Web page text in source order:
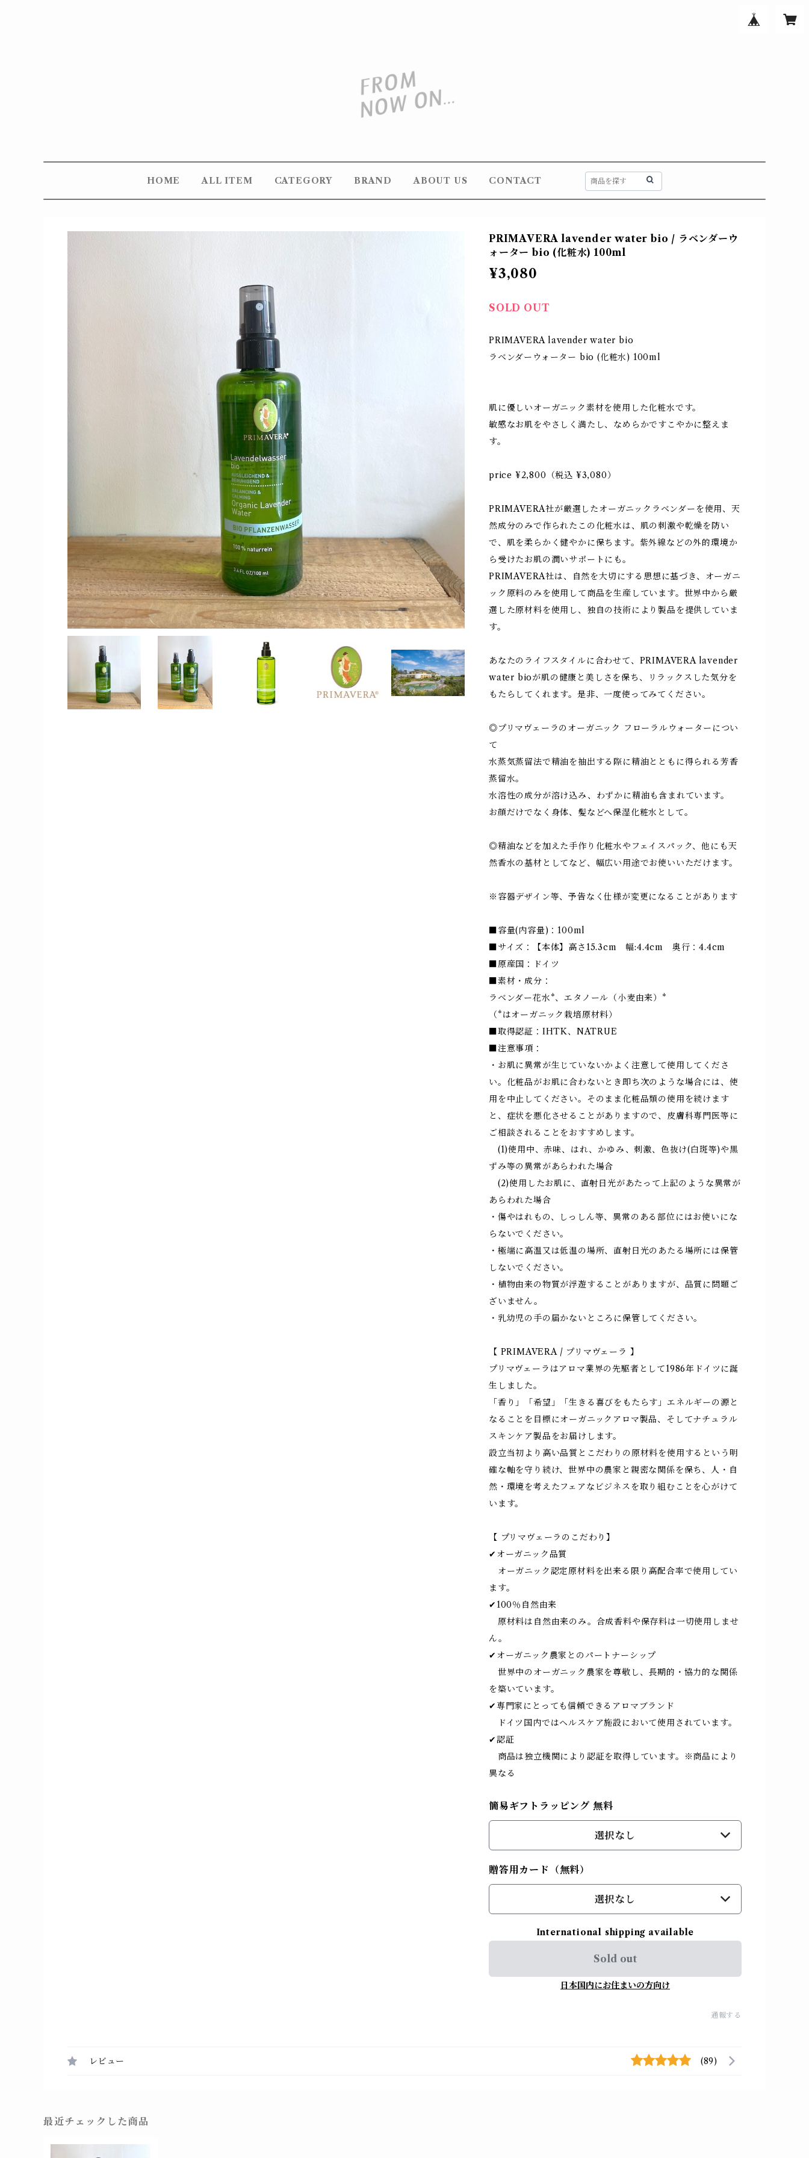
HOME ALL ITEM CATEGORY BRAND ABOUT US CONTACT
PRIMAVERA lavender water bio / ラベンダーウ
ォーター bio (化粧水) 100ml
¥3,080
SOLD OUT
PRIMAVERA lavender water bio
ラベンダーウォーター bio (化粧水) 100ml
肌に優しいオーガニック素材を使用した化粧水です。
敏感なお肌をやさしく満たし、なめらかですこやかに整えま
す。
price ¥2,800（税込 ¥3,080）
PRIMAVERA社が厳選したオーガニックラベンダーを使用、天
然成分のみで作られたこの化粧水は、肌の刺激や乾燥を防い
で、肌を柔らかく健やかに保ちます。紫外線などの外的環境か
ら受けたお肌の潤いサポートにも。
PRIMAVERA社は、自然を大切にする思想に基づき、オーガニ
ック原料のみを使用して商品を生産しています。世界中から厳
選した原材料を使用し、独自の技術により製品を提供していま
す。
あなたのライフスタイルに合わせて、PRIMAVERA lavender
water bioが肌の健康と美しさを保ち、リラックスした気分を
もたらしてくれます。是非、一度使ってみてください。
◎プリマヴェーラのオーガニック フローラルウォーターについ
て
水蒸気蒸留法で精油を抽出する際に精油とともに得られる芳香
蒸留水。
水溶性の成分が溶け込み、わずかに精油も含まれています。
お顔だけでなく身体、髪などへ保湿化粧水として。
◎精油などを加えた手作り化粧水やフェイスパック、他にも天
然香水の基材としてなど、幅広い用途でお使いいただけます。
※容器デザイン等、予告なく仕様が変更になることがあります
■容量(内容量)：100ml
■サイズ：【本体】高さ15.3cm 幅:4.4cm 奥行：4.4cm
■原産国：ドイツ
■素材・成分：
ラベンダー花水*、エタノール（小麦由来）*
（*はオーガニック栽培原材料）
■取得認証：IHTK、NATRUE
■注意事項：
・お肌に異常が生じていないかよく注意して使用してくださ
い。化粧品がお肌に合わないとき即ち次のような場合には、使
用を中止してください。そのまま化粧品類の使用を続けます
と、症状を悪化させることがありますので、皮膚科専門医等に
ご相談されることをおすすめします。
(1)使用中、赤味、はれ、かゆみ、刺激、色抜け(白斑等)や黒
ずみ等の異常があらわれた場合
(2)使用したお肌に、直射日光があたって上記のような異常が
あらわれた場合
・傷やはれもの、しっしん等、異常のある部位にはお使いにな
らないでください。
・極端に高温又は低温の場所、直射日光のあたる場所には保管
しないでください。
・植物由来の物質が浮遊することがありますが、品質に問題ご
ざいません。
・乳幼児の手の届かないところに保管してください。
【 PRIMAVERA / プリマヴェーラ 】
プリマヴェーラはアロマ業界の先駆者として1986年ドイツに誕
生しました。
「香り」「希望」「生きる喜びをもたらす」エネルギーの源と
なることを目標にオーガニックアロマ製品、そしてナチュラル
スキンケア製品をお届けします。
設立当初より高い品質とこだわりの原材料を使用するという明
確な軸を守り続け、世界中の農家と親密な関係を保ち、人・自
然・環境を考えたフェアなビジネスを取り組むことを心がけて
います。
【 プリマヴェーラのこだわり】
✔︎オーガニック品質
オーガニック認定原材料を出来る限り高配合率で使用してい
ます。
✔︎100％自然由来
原材料は自然由来のみ。合成香料や保存料は一切使用しませ
ん。
✔︎オーガニック農家とのパートナーシップ
世界中のオーガニック農家を尊敬し、長期的・協力的な関係
を築いています。
✔︎専門家にとっても信頼できるアロマブランド
ドイツ国内ではヘルスケア施設において使用されています。
✔︎認証
商品は独立機関により認証を取得しています。※商品により
異なる
簡易ギフトラッピング 無料
選択なし
贈答用カード（無料）
選択なし
International shipping available
Sold out
日本国内にお住まいの方向け
通報する
レビュー (89)
最近チェックした商品